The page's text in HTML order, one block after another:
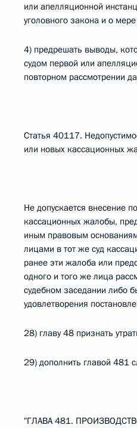
или апелляционной
уголовного закона и о
4) предрешать выводы,
судом первой или
повторном рассмотрении
Статья 40117.
или новых кассационных
Не допускается внесение
кассационных жалобы,
иным правовым
лицами в тот же суд
ранее эти жалоба или
одного и того же лица
судебном заседании либо
удовлетворения
28) главу 48 признать
29) дополнить главой 481
"ГЛАВА 481.